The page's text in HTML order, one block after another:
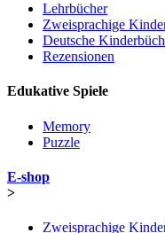
Lehrbücher
Zweisprachige
Deutsche
Rezensionen
Edukative Spiele
Memory
Puzzle
E-shop
>
Zweisprachige